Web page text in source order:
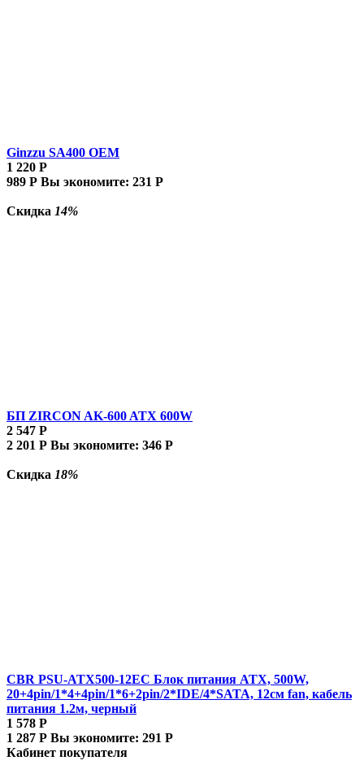
Ginzzu SA400 OEM
1 220 Р
989 Р Вы экономите: 231 Р
Скидка 14%
БП ZIRCON AK-600 ATX 600W
2 547 Р
2 201 Р Вы экономите: 346 Р
Скидка 18%
CBR PSU-ATX500-12EC Блок питания ATX, 500W,
20+4pin/1*4+4pin/1*6+2pin/2*IDE/4*SATA, 12см fan, кабель
питания 1.2м, черный
1 578 Р
1 287 Р Вы экономите: 291 Р
Кабинет покупателя